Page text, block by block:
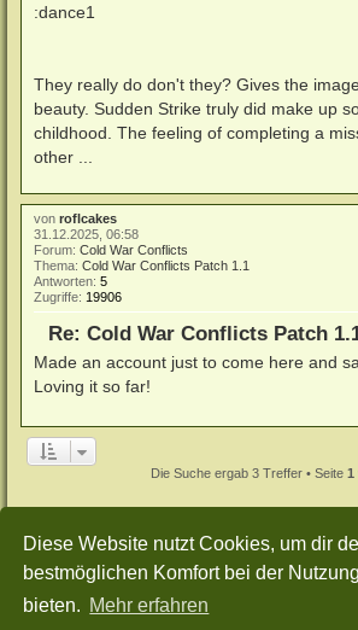
Diese Website nutzt Cookies, um dir
bestmöglichen Komfort bei der
bieten. Mehr erfahren
:dance1
They really do don't they? Gives the
beauty. Sudden Strike truly did make up
childhood. The feeling of completing a
other ...
vonroflcakes
31.12.2025, 06:58
Forum:Cold War Conflicts
Thema:Cold War Conflicts Patch 1.1
Antworten:5
Zugriffe: 19906
Re: Cold War Conflicts Patch 1.1
Made an account just to come here and
Loving it so far!
Die Suche ergab 3 Treffer • Seite 1
Sudden-Strike-Maps.de Hauptseite Foren-
Powered byphpBB® Forum Software © phpBB Limited